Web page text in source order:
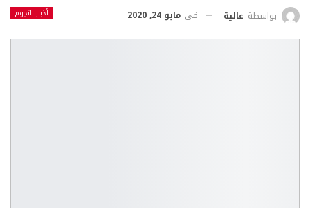
أخبار النجوم بواسطة عالية في مايو 24, 2020